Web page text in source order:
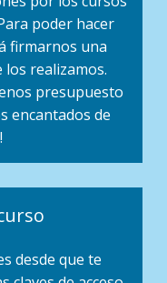
poder hacer
firmarnos una
realizamos.
presupuesto
encantados de
desde que te